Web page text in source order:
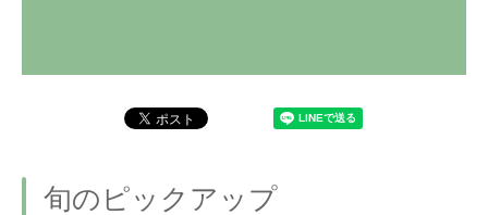
旬のピックアップ